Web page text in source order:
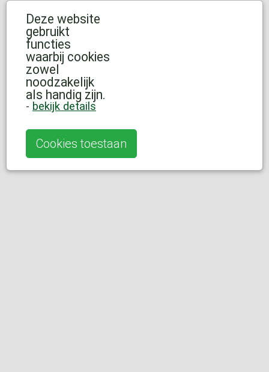
Deze website
gebruikt
functies
waarbij cookies
zowel
noodzakelijk
als handig zijn.
- bekijk details
Cookies toestaan